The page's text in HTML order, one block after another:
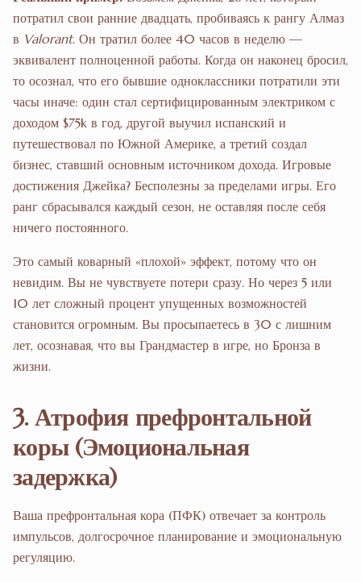
потратил свои ранние двадцать, пробиваясь к рангу Алмаз
в Valorant. Он тратил более 40 часов в неделю —
эквивалент полноценной работы. Когда он наконец бросил,
то осознал, что его бывшие одноклассники потратили эти
часы иначе: один стал сертифицированным электриком с
доходом $75k в год, другой выучил испанский и
путешествовал по Южной Америке, а третий создал
бизнес, ставший основным источником дохода. Игровые
достижения Джейка? Бесполезны за пределами игры. Его
ранг сбрасывался каждый сезон, не оставляя после себя
ничего постоянного.
Это самый коварный «плохой» эффект, потому что он
невидим. Вы не чувствуете потери сразу. Но через 5 или
10 лет сложный процент упущенных возможностей
становится огромным. Вы просыпаетесь в 30 с лишним
лет, осознавая, что вы Грандмастер в игре, но Бронза в
жизни.
3. Атрофия префронтальной
коры (Эмоциональная
задержка)
Ваша префронтальная кора (ПФК) отвечает за контроль
импульсов, долгосрочное планирование и эмоциональную
регуляцию.